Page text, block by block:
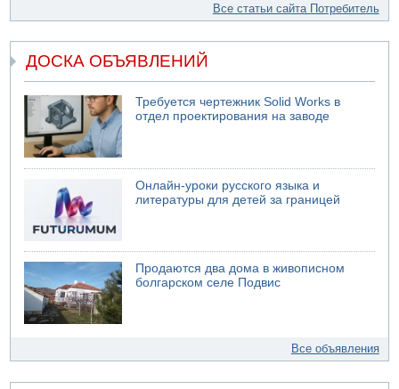
Все статьи сайта Потребитель
ДОСКА ОБЪЯВЛЕНИЙ
Требуется чертежник Solid Works в
отдел проектирования на заводе
Онлайн-уроки русского языка и
литературы для детей за границей
Продаются два дома в живописном
болгарском селе Подвис
Все объявления